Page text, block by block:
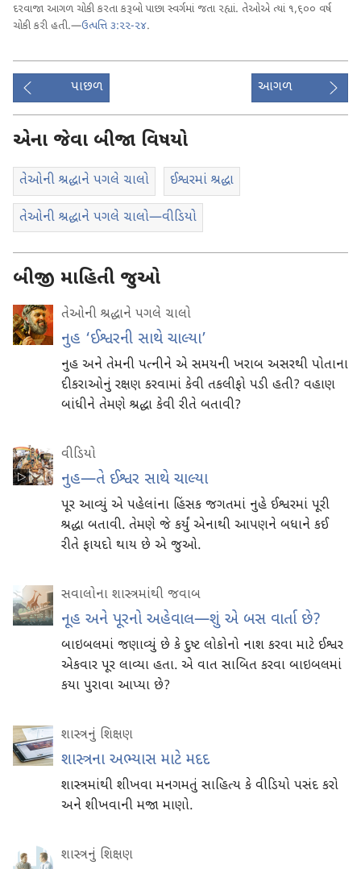
દરવાજા આગળ ચોકી કરતા કરૂબો પાછા સ્વર્ગમાં જતા રહ્યાં. તેઓએ ત્યાં ૧,૬૦૦ વર્ષ
ચોકી કરી હતી.—ઉત્પત્તિ ૩:૨૨-૨૪.
પાછળ આગળ
એના જેવા બીજા વિષયો
તેઓની શ્રદ્ધાને પગલે ચાલો ઈશ્વરમાં શ્રદ્ધા
તેઓની શ્રદ્ધાને પગલે ચાલો—વીડિયો
બીજી માહિતી જુઓ
તેઓની શ્રદ્ધાને પગલે ચાલો
નુહ ‘ઈશ્વરની સાથે ચાલ્યા’
નુહ અને તેમની પત્નીને એ સમયની ખરાબ અસરથી પોતાના
દીકરાઓનું રક્ષણ કરવામાં કેવી તકલીફો પડી હતી? વહાણ
બાંધીને તેમણે શ્રદ્ધા કેવી રીતે બતાવી?
વીડિયો
નુહ—તે ઈશ્વર સાથે ચાલ્યા
પૂર આવ્યું એ પહેલાંના હિંસક જગતમાં નુહે ઈશ્વરમાં પૂરી
શ્રદ્ધા બતાવી. તેમણે જે કર્યું એનાથી આપણને બધાને કઈ
રીતે ફાયદો થાય છે એ જુઓ.
સવાલોના શાસ્ત્રમાંથી જવાબ
નૂહ અને પૂરનો અહેવાલ—શું એ બસ વાર્તા છે?
બાઇબલમાં જણાવ્યું છે કે દુષ્ટ લોકોનો નાશ કરવા માટે ઈશ્વર
એકવાર પૂર લાવ્યા હતા. એ વાત સાબિત કરવા બાઇબલમાં
કયા પુરાવા આપ્યા છે?
શાસ્ત્રનું શિક્ષણ
શાસ્ત્રના અભ્યાસ માટે મદદ
શાસ્ત્રમાંથી શીખવા મનગમતું સાહિત્ય કે વીડિયો પસંદ કરો
અને શીખવાની મજા માણો.
શાસ્ત્રનું શિક્ષણ